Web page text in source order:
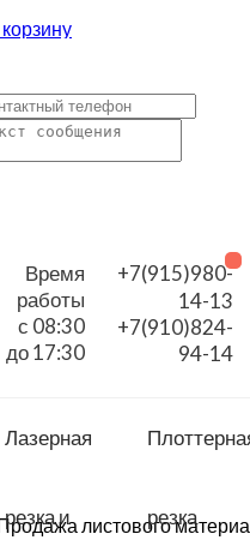
Время
работы
с 08:30
до 17:30
+7(915)980-
14-13
+7(910)824-
94-14
Лазерная
резка и резка